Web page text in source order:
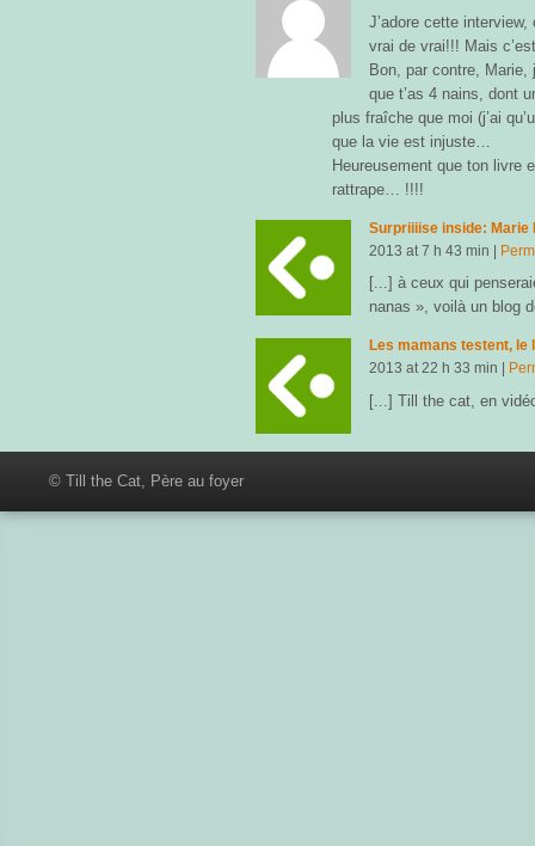
J’adore cette
vrai de vrai!!! Mais
Bon, par contre, Marie,
que t’as 4 nains, dont
plus fraîche que moi (j’ai
que la vie est injuste…
Heureusement que ton
rattrape… !!!!
Surpriiiise inside: Marie
2013 at7 h 43 min
[...] à ceux qui
nanas », voilà un blog
Les mamans testent,
2013 at22 h 33 min
[...] Till the cat, en
© Till the Cat, Père au foyer